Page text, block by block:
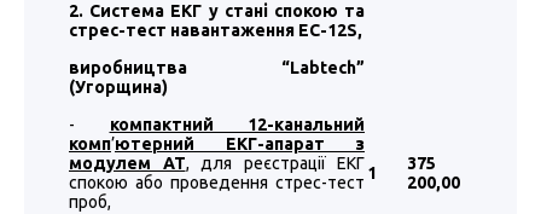
2. Система ЕКГ у стані спокою та
стрес-тест навантаження EC-12S,
виробництва “Labtech”
(Угорщина)
- компактний 12-канальний
комп’ютерний ЕКГ-апарат з
модулем АТ, для реєстрації ЕКГ
спокою або проведення стрес-тест
проб,
1
375
200,00